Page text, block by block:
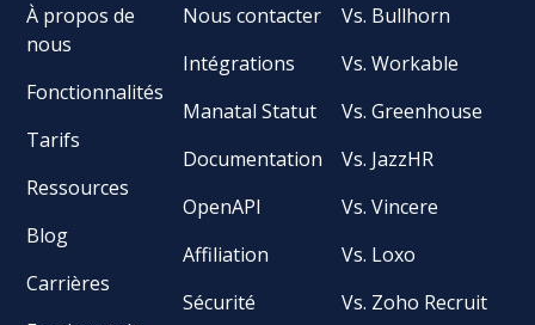
À propos de
nous
Fonctionnalités
Tarifs
Ressources
Blog
Carrières
Nous contacter
Intégrations
Manatal Statut
Documentation
OpenAPI
Affiliation
Sécurité
Vs. Bullhorn
Vs. Workable
Vs. Greenhouse
Vs. JazzHR
Vs. Vincere
Vs. Loxo
Vs. Zoho Recruit